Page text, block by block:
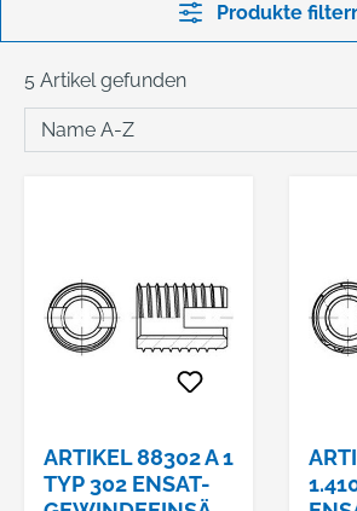
Produkte
5 Artikel gefunden
ARTIKEL 88302 A 1
TYP 302 ENSAT-